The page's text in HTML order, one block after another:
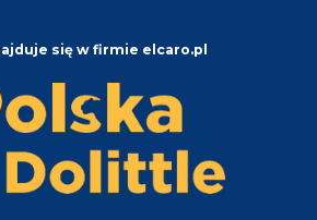
się w firmie elcaro.pl